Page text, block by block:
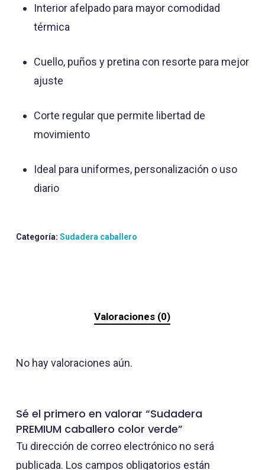
Interior afelpado para mayor comodidad
térmica
Cuello, puños y pretina con resorte para mejor
ajuste
Corte regular que permite libertad de
movimiento
Ideal para uniformes, personalización o uso
diario
Categoría: Sudadera caballero
Valoraciones (0)
No hay valoraciones aún.
Sé el primero en valorar “Sudadera
PREMIUM caballero color verde”
Tu dirección de correo electrónico no será
publicada. Los campos obligatorios están